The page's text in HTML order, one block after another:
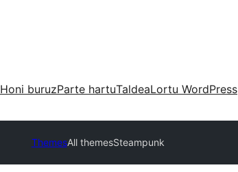
Honi buruzParte hartuTaldeaLortu WordPress
ThemesAll themesSteampunk